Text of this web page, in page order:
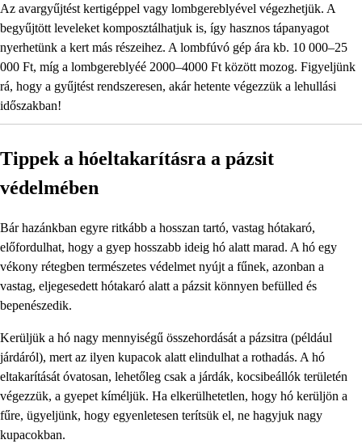
Az avargyűjtést kertigéppel vagy lombgereblyével végezhetjük. A
begyűjtött leveleket komposztálhatjuk is, így hasznos tápanyagot
nyerhetünk a kert más részeihez. A lombfúvó gép ára kb. 10 000–25
000 Ft, míg a lombgereblyéé 2000–4000 Ft között mozog. Figyeljünk
rá, hogy a gyűjtést rendszeresen, akár hetente végezzük a lehullási
időszakban!
Tippek a hóeltakarításra a pázsit
védelmében
Bár hazánkban egyre ritkább a hosszan tartó, vastag hótakaró,
előfordulhat, hogy a gyep hosszabb ideig hó alatt marad. A hó egy
vékony rétegben természetes védelmet nyújt a fűnek, azonban a
vastag, eljegesedett hótakaró alatt a pázsit könnyen befülled és
bepenészedik.
Kerüljük a hó nagy mennyiségű összehordását a pázsitra (például
járdáról), mert az ilyen kupacok alatt elindulhat a rothadás. A hó
eltakarítását óvatosan, lehetőleg csak a járdák, kocsibeállók területén
végezzük, a gyepet kíméljük. Ha elkerülhetetlen, hogy hó kerüljön a
fűre, ügyeljünk, hogy egyenletesen terítsük el, ne hagyjuk nagy
kupacokban.